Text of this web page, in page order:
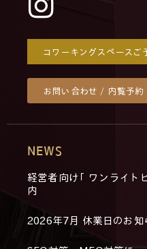
コワーキングスペースご
お問い合わせ / 内覧予約
NEWS
経営者向け「ワンライト
内
2026年7月 休業日のお知